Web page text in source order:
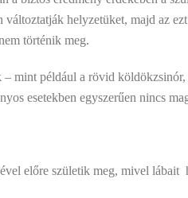
helyzetüket, majd az
történik meg.
– mint például a rövid
esetekben egyszerűen nincs
előre születik meg, mivel lábait